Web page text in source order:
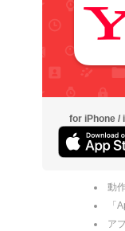
for iPhone /
動
「
ア